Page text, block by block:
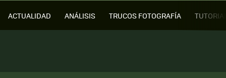
ACTUALIDAD ANÁLISIS TRUCOS FOTOGRAFÍA